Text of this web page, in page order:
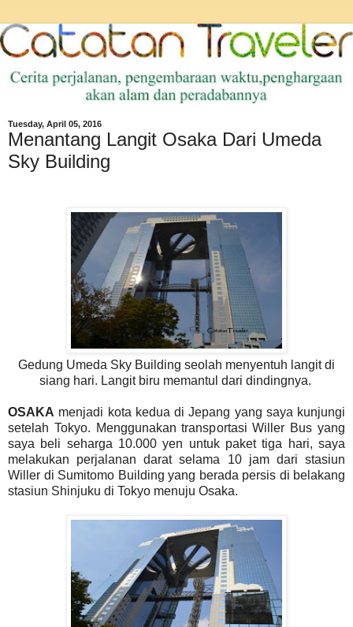
Tuesday, April 05, 2016
Menantang Langit Osaka Dari Umeda
Sky Building
Gedung Umeda Sky Building seolah menyentuh langit di
siang hari. Langit biru memantul dari dindingnya.
OSAKA menjadi kota kedua di Jepang yang saya kunjungi
setelah Tokyo. Menggunakan transportasi Willer Bus yang
saya beli seharga 10.000 yen untuk paket tiga hari, saya
melakukan perjalanan darat selama 10 jam dari stasiun
Willer di Sumitomo Building yang berada persis di belakang
stasiun Shinjuku di Tokyo menuju Osaka.